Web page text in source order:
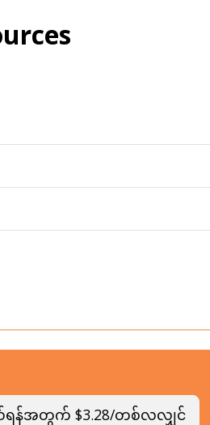
ဖယ်ရန်အတွက် $3.28/တစ်လလျှင်